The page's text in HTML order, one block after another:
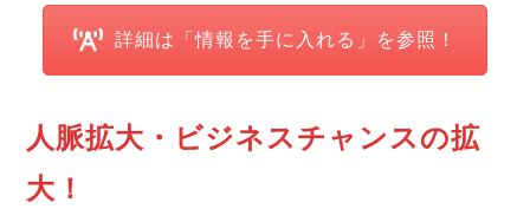
詳細は「情報を手に入れる」を参照！
人脈拡大・ビジネスチャンスの拡
大！